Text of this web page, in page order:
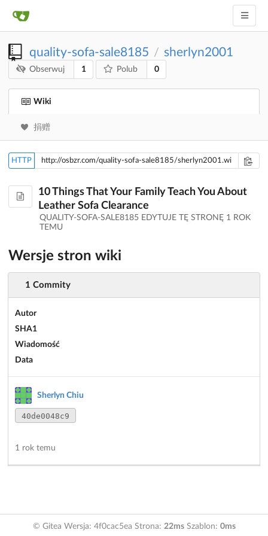
quality-sofa-sale8185 / sherlyn2001
Obserwuj 1 Polub 0
Wiki
捐赠
HTTP
10 Things That Your Family Teach You About
Leather Sofa Clearance
QUALITY-SOFA-SALE8185 EDYTUJE TĘ STRONĘ 1 ROK
TEMU
Wersje stron wiki
1 Commity
Autor
SHA1
Wiadomość
Data
Sherlyn Chiu
40de0048c9
1 rok temu
© Gitea Wersja: 4f0cac5ea Strona: 22msSzablon: 0ms